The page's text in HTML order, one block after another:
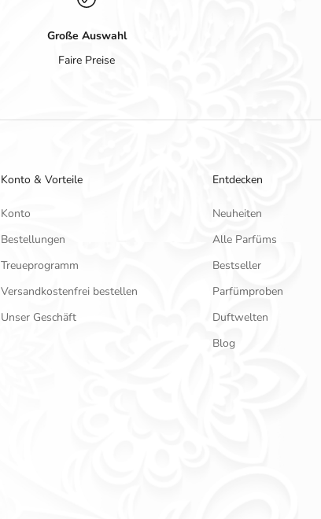
Große Auswahl
Faire Preise
Konto & Vorteile
Konto
Bestellungen
Treueprogramm
Versandkostenfrei bestellen
Unser Geschäft
Entdecken
Neuheiten
Alle Parfüms
Bestseller
Parfümproben
Duftwelten
Blog